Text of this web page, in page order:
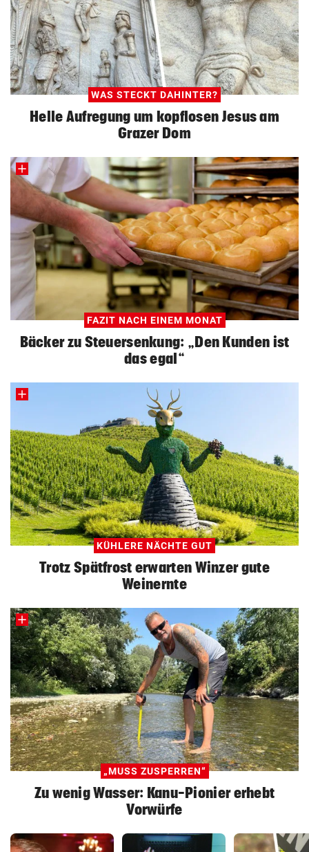
WAS STECKT DAHINTER?
Helle Aufregung um kopflosen Jesus am
Grazer Dom
FAZIT NACH EINEM MONAT
Bäcker zu Steuersenkung: „Den Kunden ist
das egal“
KÜHLERE NÄCHTE GUT
Trotz Spätfrost erwarten Winzer gute
Weinernte
„MUSS ZUSPERREN“
Zu wenig Wasser: Kanu-Pionier erhebt
Vorwürfe